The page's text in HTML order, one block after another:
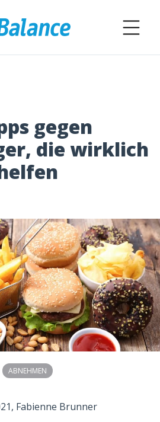
gegen
die wirklich
ABNEHMEN
, Fabienne Brunner